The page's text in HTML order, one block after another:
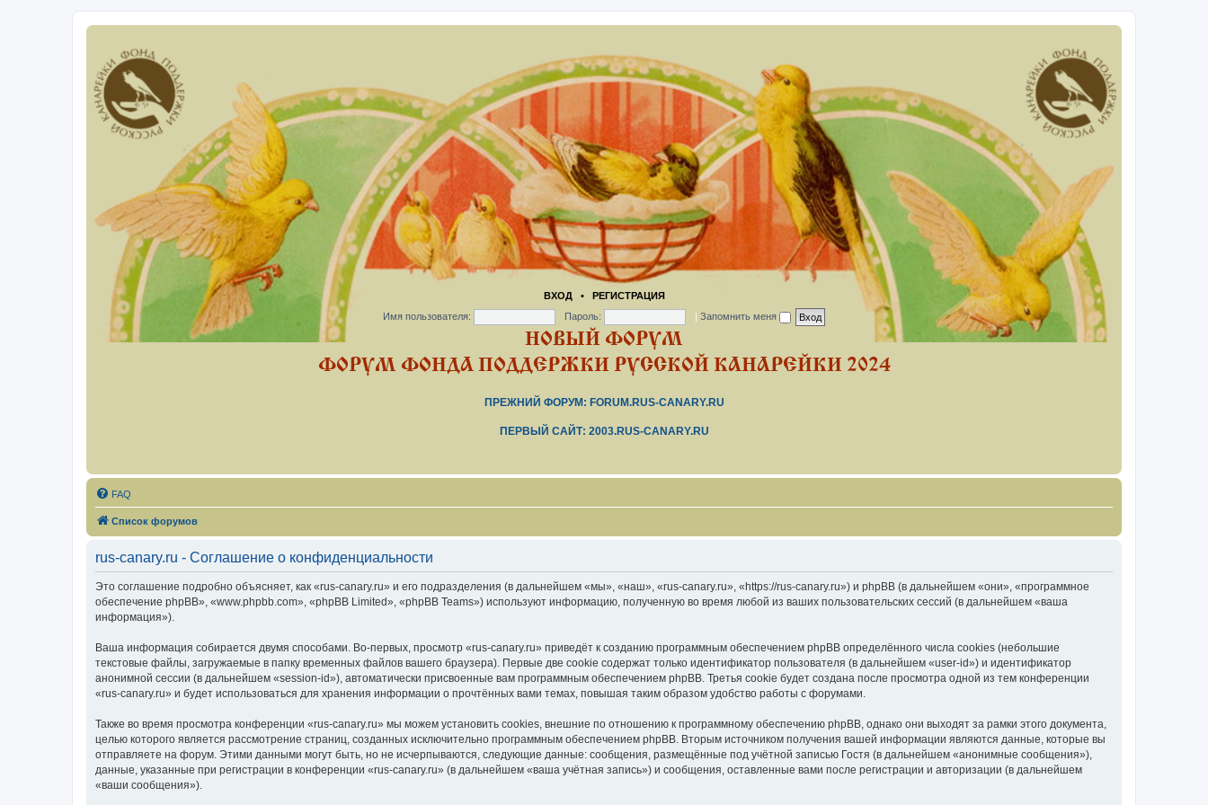
ВХОД• РЕГИСТРАЦИЯ
Имя пользователя:
Пароль: | Запомнить меня
НОВЫЙ ФОРУМ
ФОРУМ ФОНДА ПОДДЕРЖКИ РУССКОЙ КАНАРЕЙКИ 2024
ПРЕЖНИЙ ФОРУМ: FORUM.RUS-CANARY.RU
ПЕРВЫЙ САЙТ: 2003.RUS-CANARY.RU
FAQ
Список форумов
rus-canary.ru - Соглашение о конфиденциальности
Это соглашение подробно объясняет, как «rus-canary.ru» и его подразделения (в дальнейшем «мы», «наш», «rus-canary.ru», «https://rus-canary.ru») и phpBB (в дальнейшем «они», «программное
обеспечение phpBB», «www.phpbb.com», «phpBB Limited», «phpBB Teams») используют информацию, полученную во время любой из ваших пользовательских сессий (в дальнейшем «ваша
информация»).
Ваша информация собирается двумя способами. Во-первых, просмотр «rus-canary.ru» приведёт к созданию программным обеспечением phpBB определённого числа cookies (небольшие
текстовые файлы, загружаемые в папку временных файлов вашего браузера). Первые две cookie содержат только идентификатор пользователя (в дальнейшем «user-id») и идентификатор
анонимной сессии (в дальнейшем «session-id»), автоматически присвоенные вам программным обеспечением phpBB. Третья cookie будет создана после просмотра одной из тем конференции
«rus-canary.ru» и будет использоваться для хранения информации о прочтённых вами темах, повышая таким образом удобство работы с форумами.
Также во время просмотра конференции «rus-canary.ru» мы можем установить cookies, внешние по отношению к программному обеспечению phpBB, однако они выходят за рамки этого документа,
целью которого является рассмотрение страниц, созданных исключительно программным обеспечением phpBB. Вторым источником получения вашей информации являются данные, которые вы
отправляете на форум. Этими данными могут быть, но не исчерпываются, следующие данные: сообщения, размещённые под учётной записью Гостя (в дальнейшем «анонимные сообщения»),
данные, указанные при регистрации в конференции «rus-canary.ru» (в дальнейшем «ваша учётная запись») и сообщения, оставленные вами после регистрации и авторизации (в дальнейшем
«ваши сообщения»).